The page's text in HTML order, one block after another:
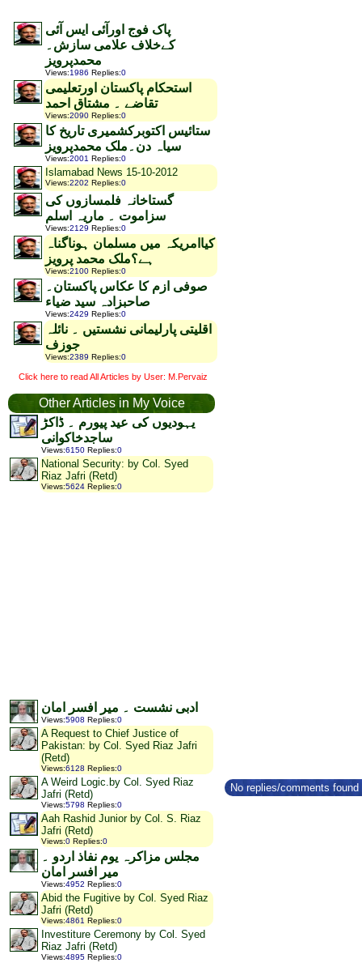
پاک فوج اورآئی ایس آئی
کےخلاف علامی سازش۔
محمدپرویز
Views:1986 Replies:0
استحکام پاکستان اورتعلیمی
تقاضے ۔ مشتاق احمد
Views:2090 Replies:0
ستائیس اکتوبرکشمیری تاریخ کا
سیاہ دن۔ملک محمدپرویز
Views:2001 Replies:0
Islamabad News 15-10-2012
Views:2202 Replies:0
گستاخانہ فلمسازوں کی
سزاموت ۔ ماریہ اسلم
Views:2129 Replies:0
کیاامریکہ میں مسلمان ہوناگناہ
ہے؟ملک محمد پرویز
Views:2100 Replies:0
صوفی ازم کا عکاس پاکستان۔
صاحبزادہ سید ضیاء
Views:2429 Replies:0
اقلیتی پارلیمانی نشستیں ۔ نائلہ
جوزف
Views:2389 Replies:0
Click here to read All Articles by User: M.Pervaiz
Other Articles in My Voice
یہودیوں کی عید پیورم ۔ ڈاکڑ
ساجدخاکوانی
Views:6150 Replies:0
National Security: by Col. Syed
Riaz Jafri (Retd)
Views:5624 Replies:0
ادبی نشست ۔ میر افسر امان
Views:5908 Replies:0
A Request to Chief Justice of
Pakistan: by Col. Syed Riaz Jafri
(Retd)
Views:6128 Replies:0
A Weird Logic.by Col. Syed Riaz
Jafri (Retd)
Views:5798 Replies:0
Aah Rashid Junior by Col. S. Riaz
Jafri (Retd)
Views:0 Replies:0
مجلس مزاکرہ یوم نفاذ اردو ۔
میر افسر امان
Views:4952 Replies:0
Abid the Fugitive by Col. Syed Riaz
Jafri (Retd)
Views:4861 Replies:0
Investiture Ceremony by Col. Syed
Riaz Jafri (Retd)
Views:4895 Replies:0
No replies/comments